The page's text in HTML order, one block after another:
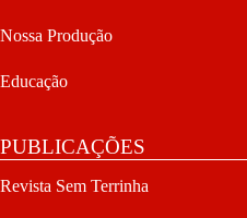
Nossa Produção
Educação
PUBLICAÇÕES
Revista Sem Terrinha